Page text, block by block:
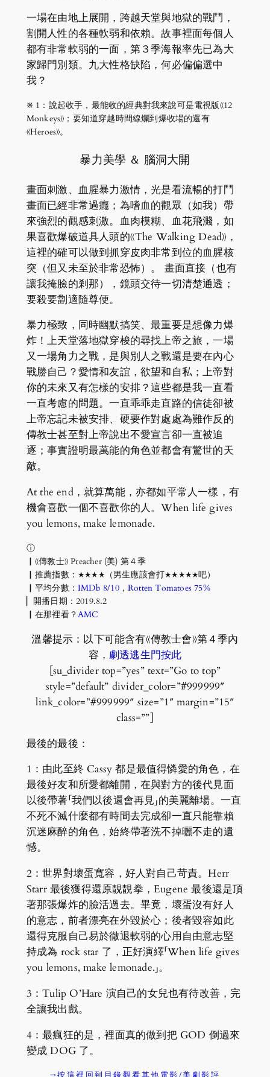
一場在由地上展開，跨越天堂與地獄的戰鬥，
割開人性的各種軟弱和依賴。故事裡面每個人
都有非常軟弱的一面，第３季海報率先已為大
家歸門別類。九大性格缺陷，何必偏偏選中
我？
※ 1：說起收手，最能收的經典對我來說可是電視版《12
Monkeys》；要知道穿越時間線爛到爆收場的還有
《Heroes》。
暴力美學 ＆ 腦洞大開
畫面刺激、血腥暴力激情，光是看流暢的打鬥
畫面已經非常過癮；為嗜血的觀眾（如我）帶
來強烈的觀感刺激。血肉模糊、血花飛濺，如
果喜歡爆破道具人頭的《The Walking Dead》，
這裡的確可以做到抓穿皮肉非常到位的血腥核
突（但又未至於非常恐怖）。 畫面直接（也有
讓我掩臉的剎那），鏡頭交待一切清楚通透；
要殺要劏適隨尊便。
暴力極致，同時幽默搞笑、最重要是想像力爆
炸！上天堂落地獄穿梭的尋找上帝之旅，一場
又一場角力之戰，是與別人之戰還是要在內心
戰勝自己？愛情和友誼，欲望和自私；上帝對
你的未來又有怎樣的安排？這些都是我一直看
一直考慮的問題。一直乖乖走直路的信徒卻被
上帝忘記未被安排、硬要作對處處為難作反的
傳教士甚至對上帝說出不愛宣言卻一直被追
逐；事實證明最萬能的角色並都會有驚世的天
敵。
At the end，就算萬能，亦都如平常人一樣，有
機會喜歡一個不喜歡你的人。When life gives
you lemons, make lemonade.
ⓘ
▏《傳教士》 Preacher (美) 第４季
▏推薦指數：★★★★（男生應該會打★★★★★吧）
▏平均分數：IMDb 8/10，Rotten Tomatoes 75%
▏開播日期：2019.8.2
▏在那裡看？AMC
溫馨提示：以下可能含有《傳教士會》第４季內
容， 劇透逃生門按此
[su_divider top=”yes” text=”Go to top”
style=”default” divider_color=”#999999″
link_color=”#999999″ size=”1″ margin=”15″
class=””]
最後的最後：
1：由此至終 Cassy 都是最值得憐愛的角色，在
最後好友和所愛都離開，在與對方的後代見面
以後帶著「我們以後還會再見」的美麗離場。一直
不死不滅什麼都有時間去完成卻一直只能靠賴
沉迷麻醉的角色，始終帶著洗不掉曬不走的遺
憾。
2：世界對壞蛋寬容，好人對自己苛責。Herr
Starr 最後獲得還原靚靚拳，Eugene 最後還是頂
著那張爆炸的臉活過去。畢竟，壞蛋沒有好人
的意志，前者漂亮在外毀於心；後者毀容如此
還得克服自己易於徹退軟弱的心用自由意志堅
持成為 rock star 了，正好演繹「When life gives
you lemons, make lemonade.」。
3：Tulip O’Hare 演自己的女兒也有待改善，完
全讓我出戲。
4：最瘋狂的是，裡面真的做到把 GOD 倒過來
變成 DOG 了。